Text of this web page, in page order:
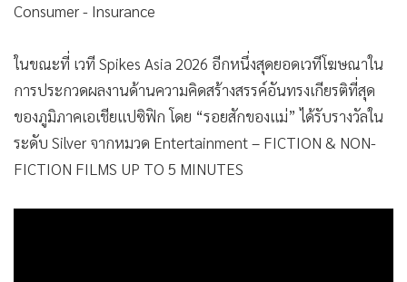
Consumer - Insurance
ในขณะที่ เวที Spikes Asia 2026 อีกหนึ่งสุดยอดเวทีโฆษณาใน
การประกวดผลงานด้านความคิดสร้างสรรค์อันทรงเกียรติที่สุด
ของภูมิภาคเอเชียแปซิฟิก โดย “รอยสักของแม่” ได้รับรางวัลใน
ระดับ Silver จากหมวด Entertainment – FICTION & NON-
FICTION FILMS UP TO 5 MINUTES